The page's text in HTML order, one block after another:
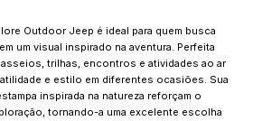
Outdoor Jeep é ideal para quem busca
um visual inspirado na aventura. Perfeita
trilhas, encontros e atividades ao ar
e estilo em diferentes ocasiões. Sua
inspirada na natureza reforçam o
tornando-a uma excelente escolha